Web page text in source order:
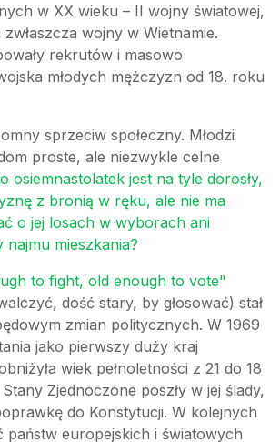
w XX wieku – II wojny światowej,
wojny w Wietnamie.
rekrutów i masowo
młodych mężczyzn od 18. roku
sprzeciw społeczny. Młodzi
proste, ale niezwykle celne
osiemnastolatek jest na tyle dorosły,
z bronią w ręku, ale nie ma
o jej losach w wyborach ani
najmu mieszkania?
to fight, old enough to vote"
dość stary, by głosować) stał
zmian politycznych. W 1969
jako pierwszy duży kraj
wiek pełnoletności z 21 do 18
Zjednoczone poszły w jej ślady,
do Konstytucji. W kolejnych
państw europejskich i światowych